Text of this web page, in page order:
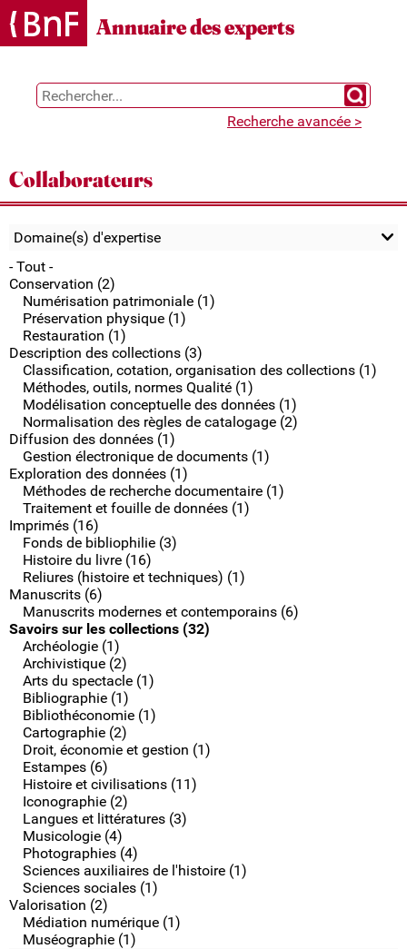
Gestion des cookies
Annuaire des experts
Chercher
Recherche avancée >
Collaborateurs
Domaine(s) d'expertise
- Tout -
Conservation (2)
Numérisation patrimoniale (1)
Préservation physique (1)
Restauration (1)
Description des collections (3)
Classification, cotation, organisation des collections (1)
Méthodes, outils, normes Qualité (1)
Modélisation conceptuelle des données (1)
Normalisation des règles de catalogage (2)
Diffusion des données (1)
Gestion électronique de documents (1)
Exploration des données (1)
Méthodes de recherche documentaire (1)
Traitement et fouille de données (1)
Imprimés (16)
Fonds de bibliophilie (3)
Histoire du livre (16)
Reliures (histoire et techniques) (1)
Manuscrits (6)
Manuscrits modernes et contemporains (6)
Savoirs sur les collections (32)
Archéologie (1)
Archivistique (2)
Arts du spectacle (1)
Bibliographie (1)
Bibliothéconomie (1)
Cartographie (2)
Droit, économie et gestion (1)
Estampes (6)
Histoire et civilisations (11)
Iconographie (2)
Langues et littératures (3)
Musicologie (4)
Photographies (4)
Sciences auxiliaires de l'histoire (1)
Sciences sociales (1)
Valorisation (2)
Médiation numérique (1)
Muséographie (1)